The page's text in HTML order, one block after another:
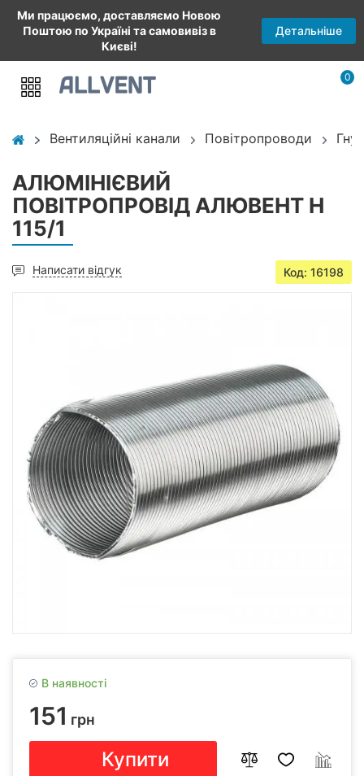
Ми працюємо, доставляємо Новою
Поштою по Україні та самовивіз в
Києві!
Детальніше
0
Вентиляційні канали Повітропроводи
АЛЮМІНІЄВИЙ
ПОВІТРОПРОВІД АЛЮВЕНТ Н
115/1
Написати відгук Код: 16198
В наявності
151 грн
Купити